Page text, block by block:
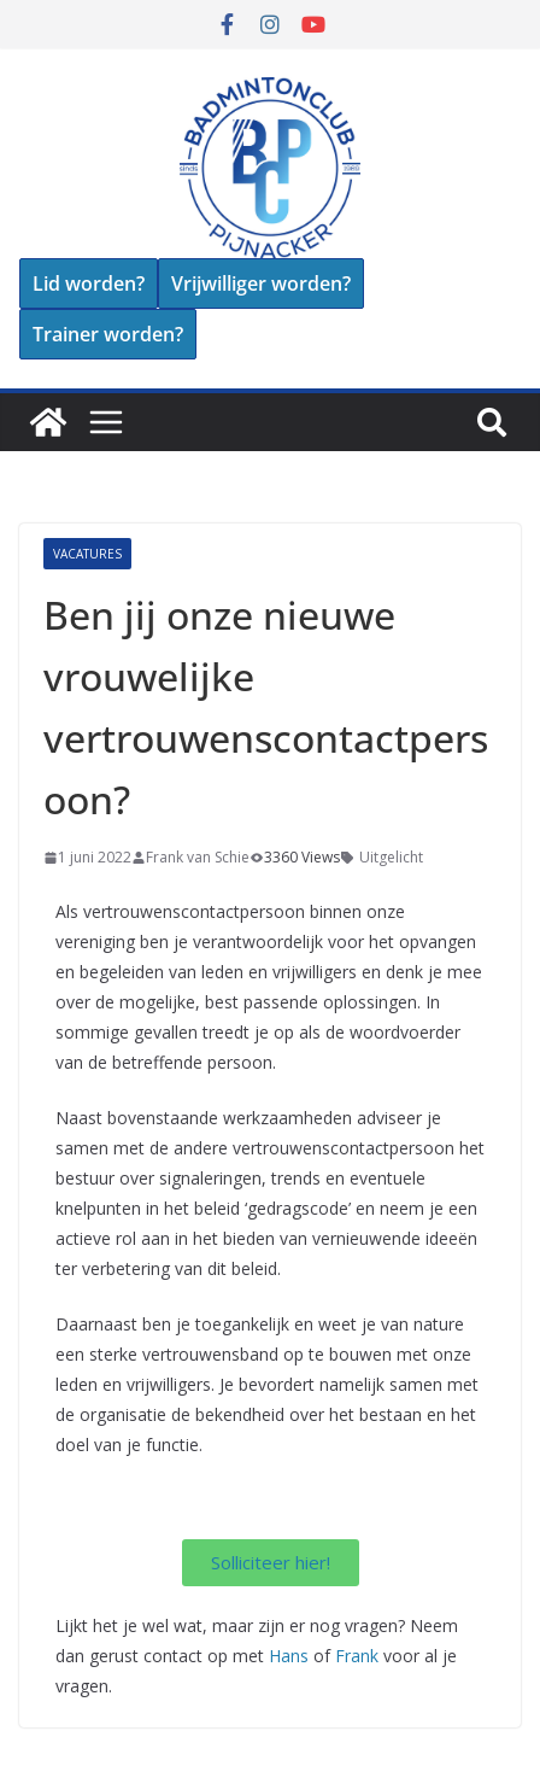
Lid worden?
Vrijwilliger worden?
Trainer worden?
VACATURES
Ben jij onze nieuwe
vrouwelijke
vertrouwenscontactpers
oon?
1 juni 2022 Frank van Schie 3360 Views Uitgelicht
Als vertrouwenscontactpersoon binnen onze
vereniging ben je verantwoordelijk voor het opvangen
en begeleiden van leden en vrijwilligers en denk je mee
over de mogelijke, best passende oplossingen. In
sommige gevallen treedt je op als de woordvoerder
van de betreffende persoon.
Naast bovenstaande werkzaamheden adviseer je
samen met de andere vertrouwenscontactpersoon het
bestuur over signaleringen, trends en eventuele
knelpunten in het beleid ‘gedragscode’ en neem je een
actieve rol aan in het bieden van vernieuwende ideeën
ter verbetering van dit beleid.
Daarnaast ben je toegankelijk en weet je van nature
een sterke vertrouwensband op te bouwen met onze
leden en vrijwilligers. Je bevordert namelijk samen met
de organisatie de bekendheid over het bestaan en het
doel van je functie.
Solliciteer hier!
Lijkt het je wel wat, maar zijn er nog vragen? Neem
dan gerust contact op met Hans of Frank voor al je
vragen.